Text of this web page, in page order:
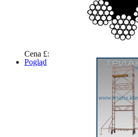
Cena £:
Pogląd